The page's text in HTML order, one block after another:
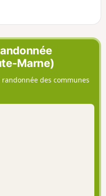
ainsi
nombreux
de
permettant
sur
Marne)
des communes